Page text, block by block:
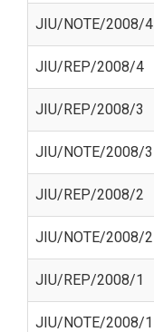
JIU/NOTE/2008/4
JIU/REP/2008/4
JIU/REP/2008/3
JIU/NOTE/2008/3
JIU/REP/2008/2
JIU/NOTE/2008/2
JIU/REP/2008/1
JIU/NOTE/2008/1